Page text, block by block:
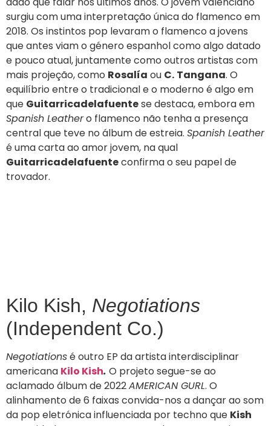
surgiu com uma interpretação única do flamenco em
2018. Os instintos pop levaram o flamenco a jovens
que antes viam o género espanhol como algo datado
e pouco atual, juntamente como outros artistas com
mais projeção, como Rosalía ou C. Tangana. O
equilíbrio entre o tradicional e o moderno é algo em
que Guitarricadelafuentese destaca, embora em
Spanish Leathero flamenco não tenha a presença
central que teve no álbum de estreia. Spanish Leather
é uma carta ao amor jovem, na qual
Guitarricadelafuenteconfirma o seu papel de
trovador.
Kilo Kish, Negotiations
(Independent Co.)
Negotiationsé outro EP da artista interdisciplinar
americana Kilo Kish. O projeto segue-se ao
aclamado álbum de 2022AMERICAN GURL. O
alinhamento de 6 faixas convida-nos a dançar ao som
da pop eletrónica influenciada por techno que Kish